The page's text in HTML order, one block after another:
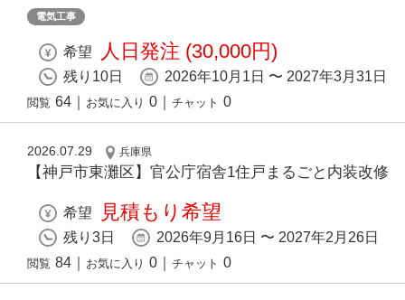
電気工事
希望 人日発注 (30,000円)
残り10日 2026年10月1日 〜 2027年3月31日
閲覧 64 お気に入り 0 チャット 0
2026.07.29 兵庫県
【神戸市東灘区】官公庁宿舎1住戸まるごと内装改修
希望 見積もり希望
残り3日 2026年9月16日 〜 2027年2月26日
閲覧 84 お気に入り 0 チャット 0